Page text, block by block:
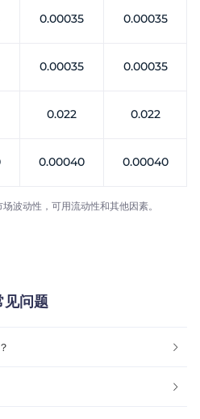
0.00035 0.00035
0.00035 0.00035
0.022 0.022
0.00040 0.00040
波动性，可用流动性和其他因素。
见问题